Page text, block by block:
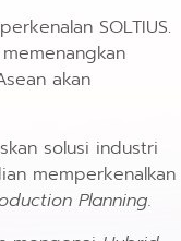
SOLTIUS.
akan
solusi industri
memperkenalkan
Planning.